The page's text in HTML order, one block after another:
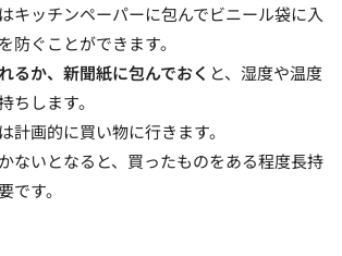
キッチンペーパーに包んでビニール袋に入
防ぐことができます。
るか、新聞紙に包んでおく と、湿度や温度
ちします。
計画的に買い物に行きます。
ないとなると、 買ったものをある程度長持
です。